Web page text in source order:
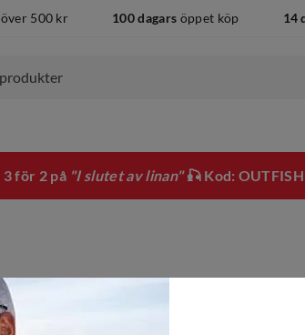
över 500 kr 100 dagars öppet köp 14
3 för 2 på "I slutet av linan"🎣 Kod: